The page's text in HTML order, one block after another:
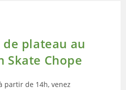
de plateau au
Skate Chope
partir de 14h, venez